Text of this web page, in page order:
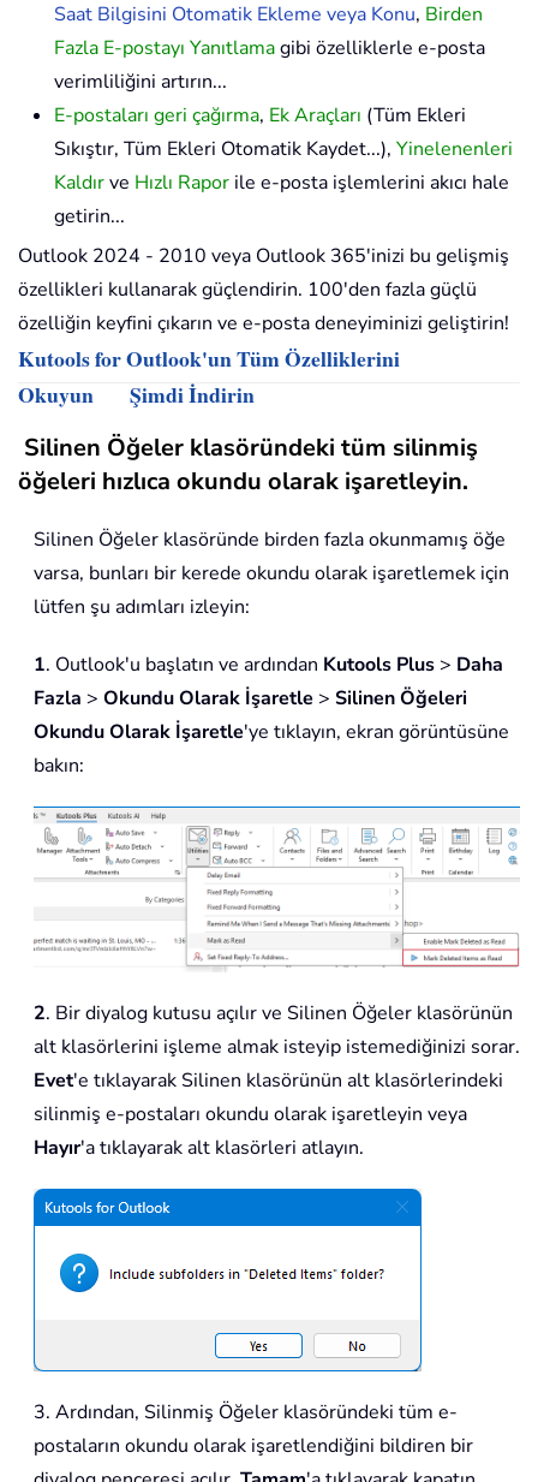
Saat Bilgisini Otomatik Ekleme veya Konu, Birden
Fazla E-postayı Yanıtlamagibi özelliklerle e-posta
verimliliğini artırın...
E-postaları geri çağırma, Ek Araçları (Tüm Ekleri
Sıkıştır, Tüm Ekleri Otomatik Kaydet...), Yinelenenleri
Kaldırve Hızlı Rapor ile e-posta işlemlerini akıcı hale
getirin...
Outlook 2024 - 2010 veya Outlook 365'inizi bu gelişmiş
özellikleri kullanarak güçlendirin. 100'den fazla güçlü
özelliğin keyfini çıkarın ve e-posta deneyiminizi geliştirin!
Kutools for Outlook'un Tüm Özelliklerini
Okuyun
Şimdi İndirin
Silinen Öğeler klasöründeki tüm silinmiş
öğeleri hızlıca okundu olarak işaretleyin.
Silinen Öğeler klasöründe birden fazla okunmamış öğe
varsa, bunları bir kerede okundu olarak işaretlemek için
lütfen şu adımları izleyin:
1. Outlook'u başlatın ve ardından Kutools Plus > Daha
Fazla > Okundu Olarak İşaretle > Silinen Öğeleri
Okundu Olarak İşaretle'ye tıklayın, ekran görüntüsüne
bakın:
2. Bir diyalog kutusu açılır ve Silinen Öğeler klasörünün
alt klasörlerini işleme almak isteyip istemediğinizi sorar.
Evet'e tıklayarak Silinen klasörünün alt klasörlerindeki
silinmiş e-postaları okundu olarak işaretleyin veya
Hayır'a tıklayarak alt klasörleri atlayın.
3. Ardından, Silinmiş Öğeler klasöründeki tüm e-
postaların okundu olarak işaretlendiğini bildiren bir